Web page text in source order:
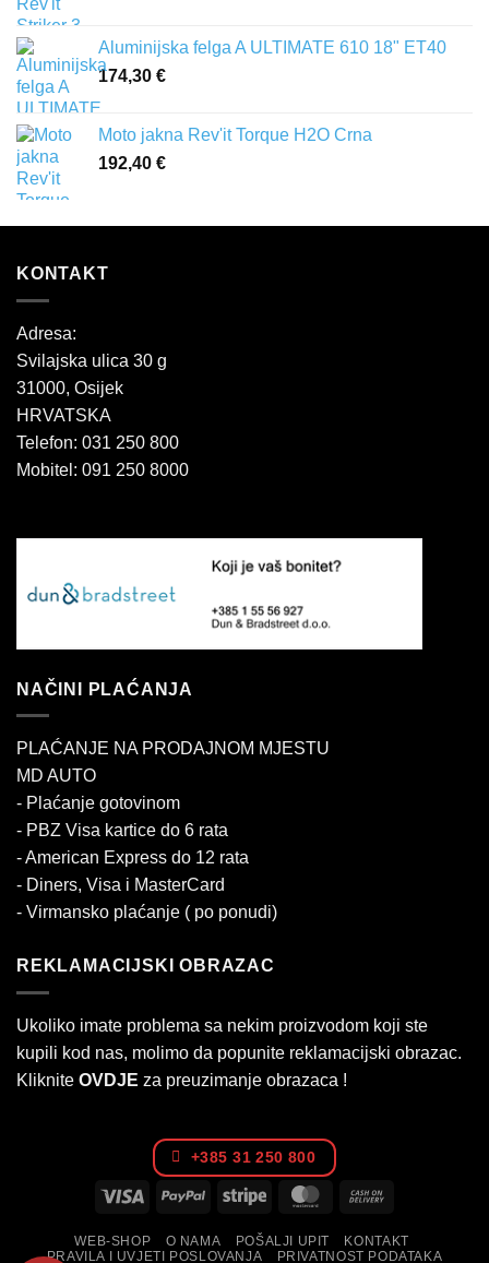
Aluminijska felga A ULTIMATE 610 18" ET40
174,30 €
Moto jakna Rev'it Torque H2O Crna
192,40 €
KONTAKT
Adresa:
Svilajska ulica 30 g
31000, Osijek
HRVATSKA
Telefon: 031 250 800
Mobitel: 091 250 8000
NAČINI PLAĆANJA
PLAĆANJE NA PRODAJNOM MJESTU
MD AUTO
- Plaćanje gotovinom
- PBZ Visa kartice do 6 rata
- American Express do 12 rata
- Diners, Visa i MasterCard
- Virmansko plaćanje ( po ponudi)
REKLAMACIJSKI OBRAZAC
Ukoliko imate problema sa nekim proizvodom koji ste
kupili kod nas, molimo da popunite reklamacijski obrazac.
Kliknite OVDJE za preuzimanje obrazaca !
+385 31 250 800
Visa PayPal Stripe MasterCard
Delivery
WEB-SHOP O NAMA POŠALJI UPIT
KONTAKT
PRAVILA I UVJETI POSLOVANJA
PRIVATNOST PODATAKA